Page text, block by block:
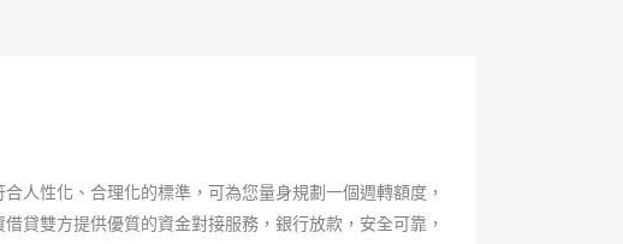
人性化、合理化的標準，可為您量身規劃一個週轉額度，
貸雙方提供優質的資金對接服務，銀行放款，安全可靠，